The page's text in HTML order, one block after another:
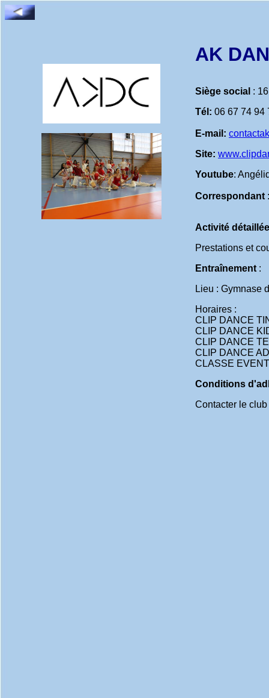
AK
Siège social :
Tél: 06 67 74 94
E-mail:
Site:
Youtube:
Correspondant
Activité
Prestations et
Entraînement :
Lieu : Gymnase
Horaires :
CLIP DANCE
CLIP DANCE
CLIP DANCE
CLIP DANCE
CLASSE
Conditions
Contacter le club